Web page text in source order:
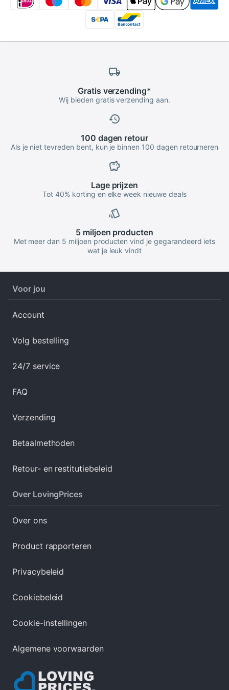
Gratis verzending*
Wij bieden gratis verzending aan.
100 dagen retour
Als je niet tevreden bent, kun je binnen 100 dagen retourneren
Lageprijzen
Tot 40% korting en elke week nieuwe deals
5 miljoen producten
Met meer dan 5 miljoen producten vind je gegarandeerd iets
wat je leuk vindt
Voor jou
Account
Volg bestelling
24/7 service
FAQ
Verzending
Betaalmethoden
Retour- en restitutiebeleid
Over LovingPrices
Over ons
Product rapporteren
Privacybeleid
Cookiebeleid
Cookie-instellingen
Algemene voorwaarden